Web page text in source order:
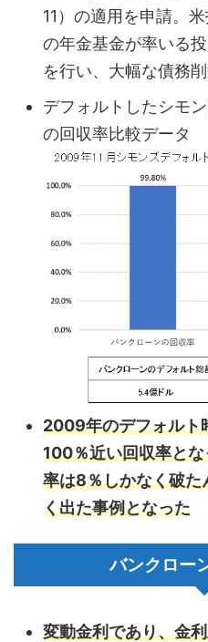
11）の適用を申請。
の年金基金が率いる
を行い、大幅な債務削
デフォルトしたシモ
の回収率比較データ
2009年のデフォルト
100％近い回収率と
率は8％しかなく破た
く出た事例となった
バンクロー
変動金利であり、金